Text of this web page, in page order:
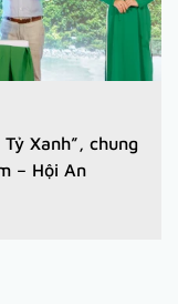
Xanh”, chung
– Hội An